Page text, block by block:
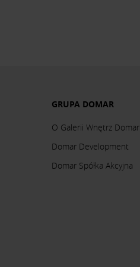
GRUPA DOMAR
O Galerii Wnętrz Domar
Domar Development
Domar Spółka Akcyjna